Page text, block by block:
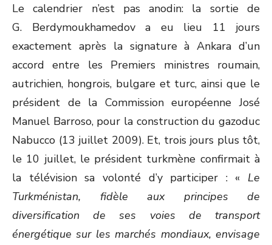
Le calendrier n’est pas anodin: la sortie de
G. Berdymoukhamedov a eu lieu 11 jours
exactement après la signature à Ankara d’un
accord entre les Premiers ministres roumain,
autrichien, hongrois, bulgare et turc, ainsi que le
président de la Commission européenne José
Manuel Barroso, pour la construction du gazoduc
Nabucco (13 juillet 2009). Et, trois jours plus tôt,
le 10 juillet, le président turkmène confirmait à
la télévision sa volonté d’y participer : « Le
Turkménistan, fidèle aux principes de
diversification de ses voies de transport
énergétique sur les marchés mondiaux, envisage